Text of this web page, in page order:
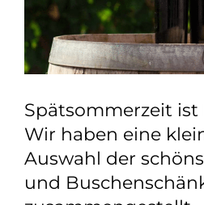
Spätsommerzeit ist
Wir haben eine
Auswahl der
und